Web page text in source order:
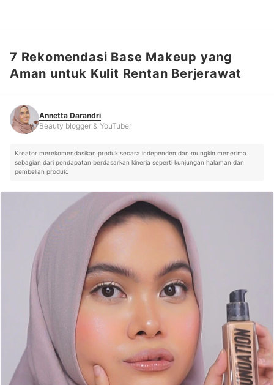
Annetta Darandri
7 Rekomendasi Base Makeup yang
Aman untuk Kulit Rentan Berjerawat
Annetta Darandri
Beauty blogger & YouTuber
Kreator merekomendasikan produk secara independen dan mungkin menerima
sebagian dari pendapatan berdasarkan kinerja seperti kunjungan halaman dan
pembelian produk.